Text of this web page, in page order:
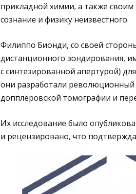
прикладной химии, а также
сознание и физику неизвестного.
Филиппо Бионди, со своей
дистанционного зондирования,
с синтезированной апертурой)
они разработали
допплеровской томографии и
Их исследование было
и рецензировано, что